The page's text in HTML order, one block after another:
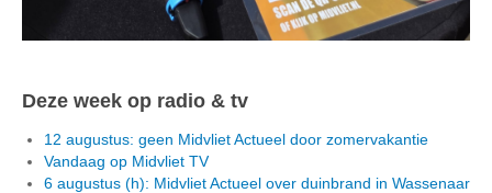
Deze week op radio & tv
12 augustus: geen Midvliet Actueel door zomervakantie
Vandaag op Midvliet TV
6 augustus (h): Midvliet Actueel over duinbrand in Wassenaar